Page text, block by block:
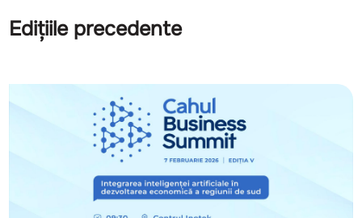
Edițiile precedente